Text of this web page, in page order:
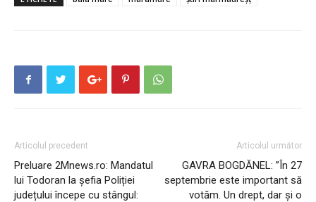
Articolul precedent
Preluare 2Mnews.ro: Mandatul
lui Todoran la șefia Poliției
județului începe cu stângul:
Articolul următor
GAVRA BOGDĂNEL: ”În 27
septembrie este important să
votăm. Un drept, dar și o